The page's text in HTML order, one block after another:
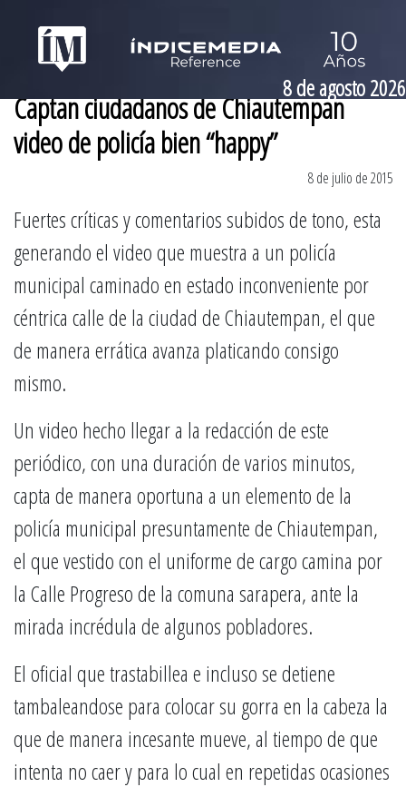
8 de agosto 2026
Captan ciudadanos de Chiautempan
video de policía bien “happy”
8 de julio de 2015
Fuertes críticas y comentarios subidos de tono, esta
generando el video que muestra a un policía
municipal caminado en estado inconveniente por
céntrica calle de la ciudad de Chiautempan, el que
de manera errática avanza platicando consigo
mismo.
Un video hecho llegar a la redacción de este
periódico, con una duración de varios minutos,
capta de manera oportuna a un elemento de la
policía municipal presuntamente de Chiautempan,
el que vestido con el uniforme de cargo camina por
la Calle Progreso de la comuna sarapera, ante la
mirada incrédula de algunos pobladores.
El oficial que trastabillea e incluso se detiene
tambaleandose para colocar su gorra en la cabeza la
que de manera incesante mueve, al tiempo de que
intenta no caer y para lo cual en repetidas ocasiones